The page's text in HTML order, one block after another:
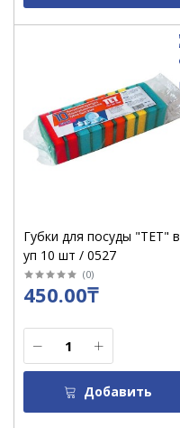
Губки для посуды "ТЕТ" в
уп 10 шт / 0527
(0)
450.00₸
Добавить